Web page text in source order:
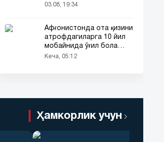
03.08, 19:34
Афғонистонда ота қизини
атрофдагиларга 10 йил
мобайнида ўғил бола
сифатида таништирди
Кеча, 05:12
Ҳамкорлик учун